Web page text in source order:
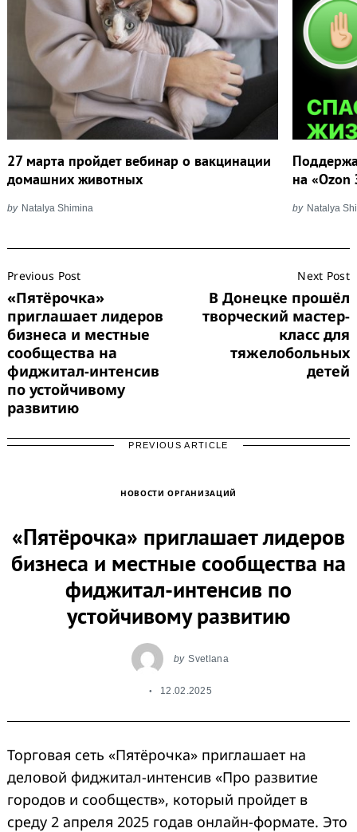
27 марта пройдет вебинар о вакцинации
домашних животных
by Natalya Shimina
на «Ozon
by Natalya
Navigation
Previous Post
«Пятёрочка»
приглашает лидеров
бизнеса и местные
сообщества на
фиджитал-интенсив
по устойчивому
развитию
Next Post
В Донецке прошёл
творческий мастер-
класс для
тяжелобольных
детей
PREVIOUS ARTICLE
НОВОСТИ ОРГАНИЗАЦИЙ
«Пятёрочка» приглашает лидеров
бизнеса и местные сообщества на
фиджитал-интенсив по
устойчивому развитию
by Svetlana
12.02.2025
Торговая сеть «Пятёрочка» приглашает на
деловой фиджитал-интенсив «Про развитие
городов и сообществ», который пройдет в
среду 2 апреля 2025 годав онлайн-формате. Это